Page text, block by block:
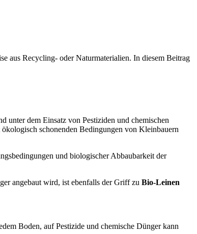
aus Recycling- oder Naturmaterialien. In diesem Beitrag
unter dem Einsatz von Pestiziden und chemischen
schonenden Bedingungen von Kleinbauern
und biologischer Abbaubarkeit der
angebaut wird, ist ebenfalls der Griff zu Bio-Leinen
Boden, auf Pestizide und chemische Dünger kann